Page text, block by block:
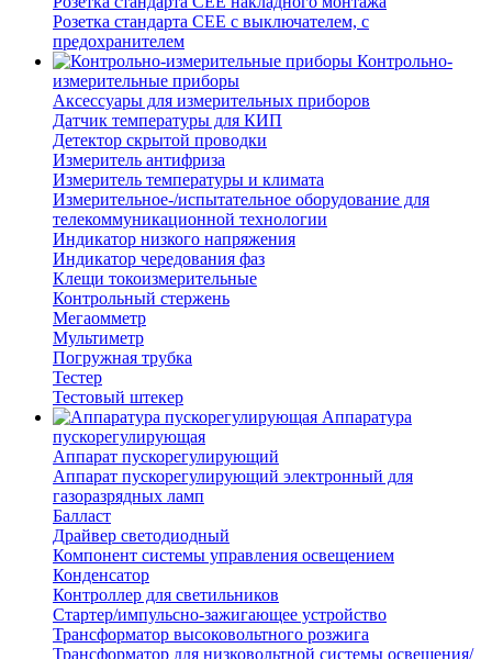
Розетка стандарта СЕЕ с выключателем, с
предохранителем
Контрольно-
измерительные приборы
Аксессуары для измерительных приборов
Датчик температуры для КИП
Детектор скрытой проводки
Измеритель антифриза
Измеритель температуры и климата
Измерительное-/испытательное оборудование для
телекоммуникационной технологии
Индикатор низкого напряжения
Индикатор чередования фаз
Клещи токоизмерительные
Контрольный стержень
Мегаомметр
Мультиметр
Погружная трубка
Тестер
Тестовый штекер
Аппаратура
пускорегулирующая
Аппарат пускорегулирующий
Аппарат пускорегулирующий электронный для
газоразрядных ламп
Балласт
Драйвер светодиодный
Компонент системы управления освещением
Конденсатор
Контроллер для светильников
Стартер/импульсно-зажигающее устройство
Трансформатор высоковольтного розжига
Трансформатор для низковольтной системы освещения/